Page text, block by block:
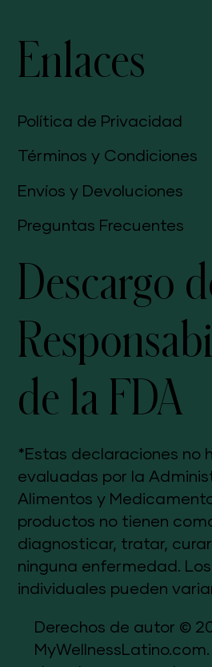
Derechos de autor ©
Descargo
de la FDA
*Estas declaraciones no
evaluadas por la
Alimentos y
productos no tienen
diagnosticar, tratar,
ninguna enfermedad.
individuales pueden
Enlaces
Política de Privacidad
Términos y Condiciones
Envíos y Devoluciones
Preguntas Frecuentes